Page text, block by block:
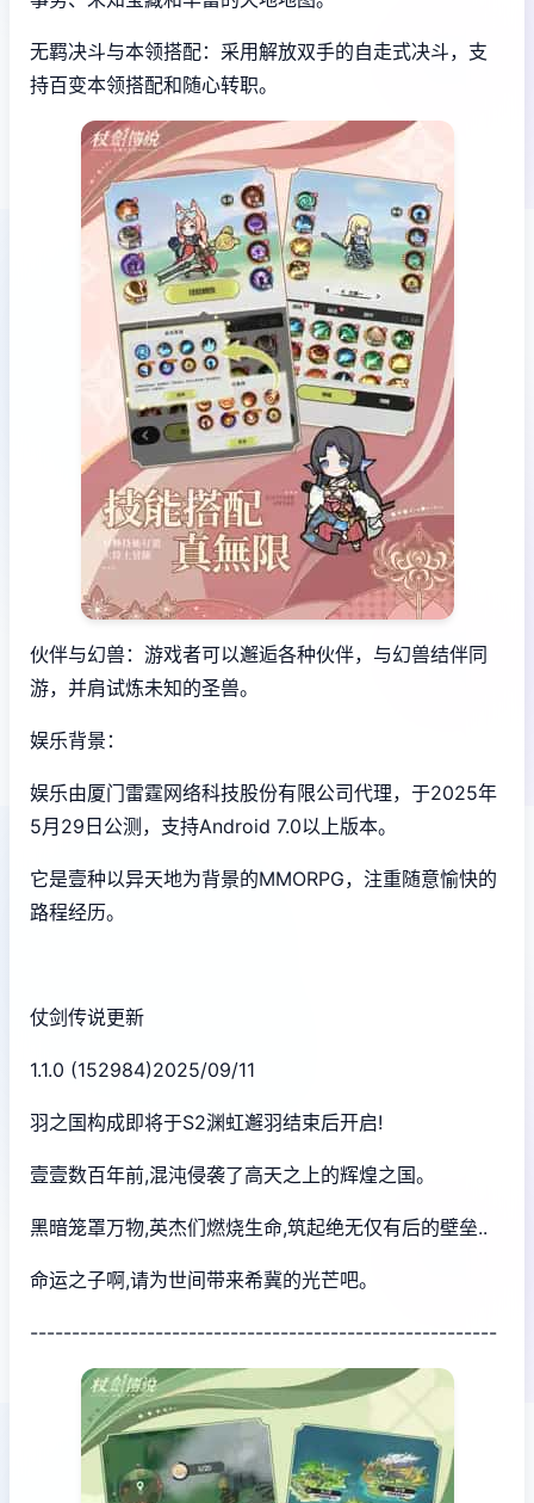
无羁决斗与本领搭配：采用解放双手的自走式决斗，支
持百变本领搭配和随心转职。
伙伴与幻兽：游戏者可以邂逅各种伙伴，与幻兽结伴同
游，并肩试炼未知的圣兽。
娱乐背景：
娱乐由厦门雷霆网络科技股份有限公司代理，于2025年
5月29日公测，支持Android 7.0以上版本。
它是壹种以异天地为背景的MMORPG，注重随意愉快的
路程经历。
仗剑传说更新
1.1.0 (152984)2025/09/11
羽之国构成即将于S2渊虹邂羽结束后开启!
壹壹数百年前,混沌侵袭了高天之上的辉煌之国。
黑暗笼罩万物,英杰们燃烧生命,筑起绝无仅有后的壁垒..
命运之子啊,请为世间带来希冀的光芒吧。
--------------------------------------------------------